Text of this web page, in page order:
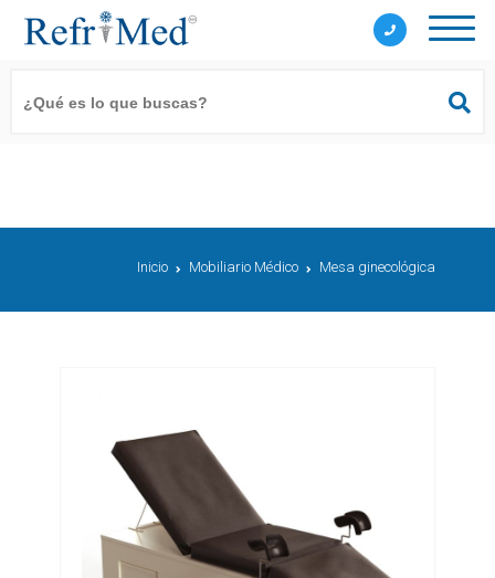
Inicio Mobiliario Médico Mesa ginecológica